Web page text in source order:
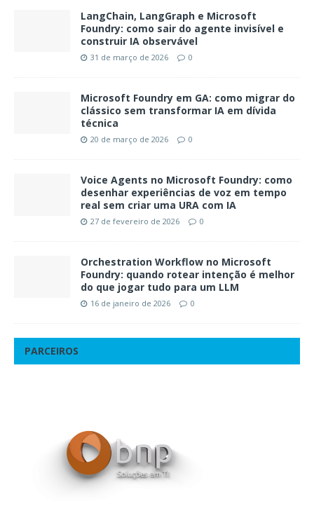
LangChain, LangGraph e Microsoft
Foundry: como sair do agente invisível e
construir IA observável
31 de março de 2026 0
Microsoft Foundry em GA: como migrar do
clássico sem transformar IA em dívida
técnica
20 de março de 2026 0
Voice Agents no Microsoft Foundry: como
desenhar experiências de voz em tempo
real sem criar uma URA com IA
27 de fevereiro de 2026 0
Orchestration Workflow no Microsoft
Foundry: quando rotear intenção é melhor
do que jogar tudo para um LLM
16 de janeiro de 2026 0
PARCEIROS